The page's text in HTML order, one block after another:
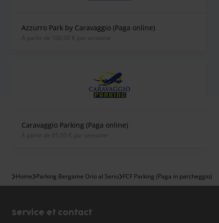
Azzurro Park by Caravaggio (Paga online)
À partir de 100,00 € par semaine
Caravaggio Parking (Paga online)
À partir de 85,00 € par semaine
Home Parking Bergame Orio al Serio FCF Parking (Paga in parcheggio)
Service et contact